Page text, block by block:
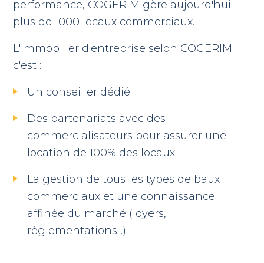
performance, COGERIM gère aujourd'hui
plus de 1000 locaux commerciaux.
L'immobilier d'entreprise selon COGERIM
c'est :
Un conseiller dédié
Des partenariats avec des
commercialisateurs pour assurer une
location de 100% des locaux
La gestion de tous les types de baux
commerciaux et une connaissance
affinée du marché (loyers,
règlementations...)